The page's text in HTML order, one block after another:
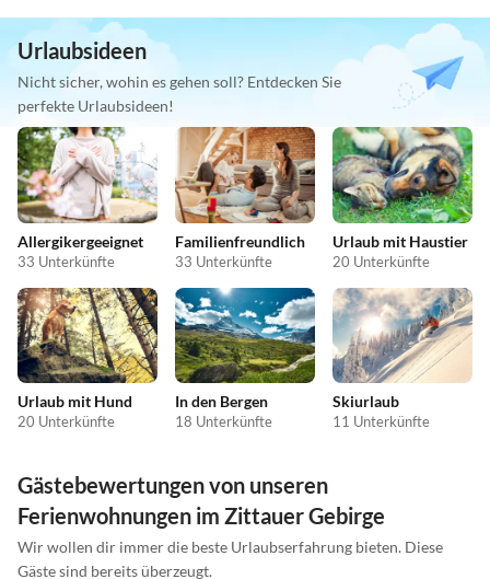
Urlaubsideen
Nicht sicher, wohin es gehen soll? Entdecken Sie
perfekte Urlaubsideen!
Allergikergeeignet
33 Unterkünfte
Familienfreundlich
33 Unterkünfte
Urlaub mit Haustier
20 Unterkünfte
Urlaub mit Hund
20 Unterkünfte
In den Bergen
18 Unterkünfte
Skiurlaub
11 Unterkünfte
Gästebewertungen von unseren
Ferienwohnungen im Zittauer Gebirge
Wir wollen dir immer die beste Urlaubserfahrung bieten. Diese
Gäste sind bereits überzeugt.